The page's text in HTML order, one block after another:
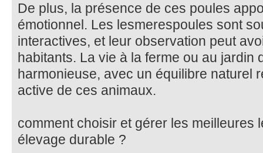
De plus, la présence de ces poules
émotionnel. Les lesmerespoules sont
interactives, et leur observation peut
habitants. La vie à la ferme ou au jardin
harmonieuse, avec un équilibre naturel
active de ces animaux.
comment choisir et gérer les meilleures
élevage durable ?